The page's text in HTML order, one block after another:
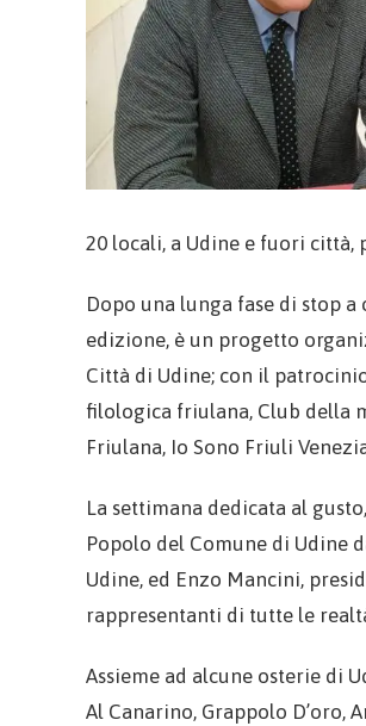
20 locali, a Udine e fuori
Dopo una lunga fase di stop a
edizione, è un progetto
Città di Udine; con il
filologica friulana, Club della
Friulana, Io Sono Friuli
La settimana dedicata al
Popolo del Comune di Udine
Udine, ed Enzo Mancini,
rappresentanti di tutte le
Assieme ad alcune osterie di
Al Canarino, Grappolo D’oro,